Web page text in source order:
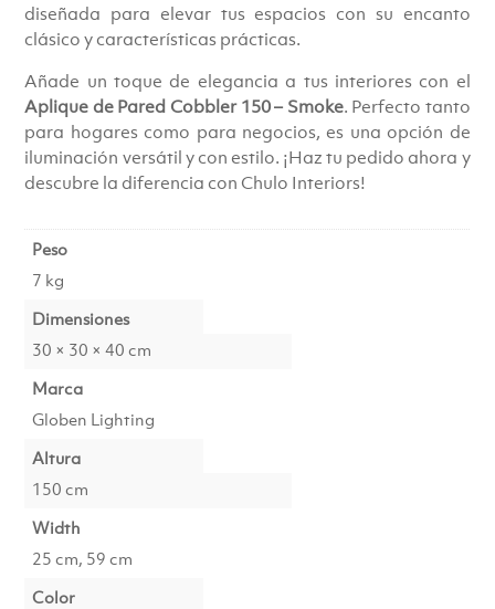
diseñada para elevar tus espacios con su encanto
clásico y características prácticas.
Añade un toque de elegancia a tus interiores con el
Aplique de Pared Cobbler 150 – Smoke. Perfecto tanto
para hogares como para negocios, es una opción de
iluminación versátil y con estilo. ¡Haz tu pedido ahora y
descubre la diferencia con Chulo Interiors!
Peso
7 kg
Dimensiones
30 × 30 × 40 cm
Marca
Globen Lighting
Altura
150 cm
Width
25 cm, 59 cm
Color